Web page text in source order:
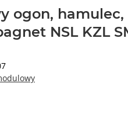
ogon, hamulec,
NSL KZL